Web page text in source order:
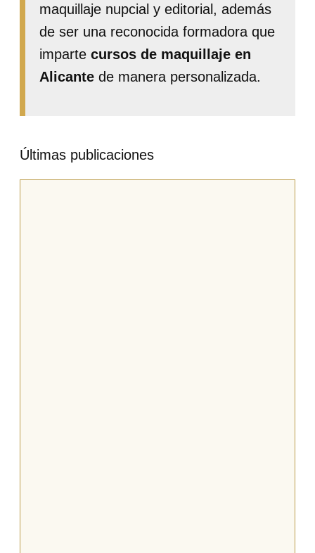
maquillaje nupcial y editorial, además
de ser una reconocida formadora que
imparte cursos de maquillaje en
Alicante de manera personalizada.
Últimas publicaciones